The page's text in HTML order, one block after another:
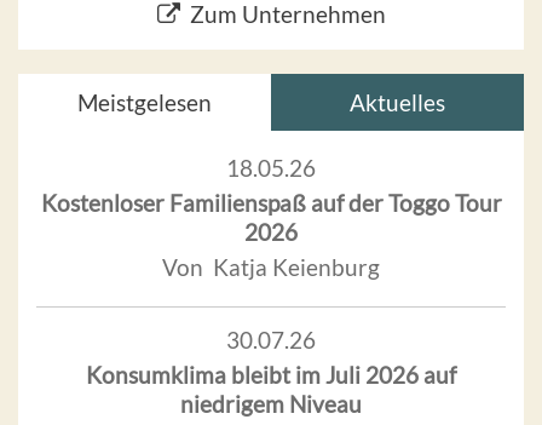
Zum Unternehmen
Meistgelesen Aktuelles
18.05.26
Kostenloser Familienspaß auf der Toggo Tour
2026
Von Katja Keienburg
30.07.26
Konsumklima bleibt im Juli 2026 auf
niedrigem Niveau